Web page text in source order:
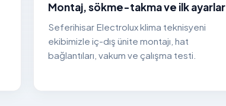
Montaj, sökme-takma ve ilk ayarlar
Seferihisar Electrolux klima teknisyeni
ekibimizle iç-dış ünite montajı, hat
bağlantıları, vakum ve çalışma testi.